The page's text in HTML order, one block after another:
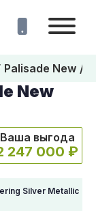
Palisade New
New
Ваша выгода
247 000 ₽
Silver Metallic